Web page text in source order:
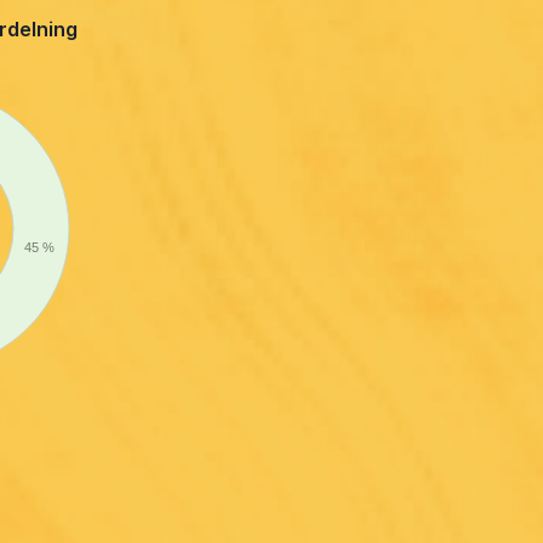
45 %